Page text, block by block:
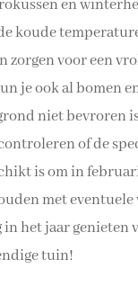
en
koude
zorgen voor een
je ook al bomen
niet bevroren
of de
is om in
met
het jaar genieten
tuin!